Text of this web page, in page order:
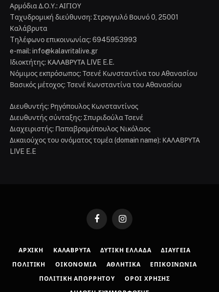
Αρμόδια Δ.Ο.Υ.: ΑΙΓΙΟΥ
Tαχυδρομική διεύθυνση: Στρογγυλό Βουνό 0, 25001
Καλάβρυτα
Tηλέφωνο επικοινωνίας: 6945953993
e-mail: info@kalavritalive.gr
Iδιοκτήτης: ΚΑΛΑΒΡΥΤΑ LIVE E.E.
Νόμιμος εκπρόσωπος: Τσενέ Κωνσταντίνα του Αθανασίου
Βασικός μέτοχος: Τσενέ Κωνσταντίνα του Αθανασίου
Διευθυντής: Ρηγόπουλος Κωνσταντίνος
Διευθυντής σύνταξης: Σπυριδούλα Τσενέ
Διαχειριστής: Παπαβραμόπουλος Νικόλαος
Δικαιούχος του ονόματος τομέα (domain name): ΚΑΛΑΒΡΥΤΑ
LIVE E.E
FacebookInstagram
ΑΡΧΙΚΉ ΚΑΛΆΒΡΥΤΑ ΔΥΤΙΚΉ ΕΛΛΆΔΑ ΔΙΑΎΓΕΙΑ
ΠΟΛΙΤΙΚΉ ΟΙΚΟΝΟΜΊΑ ΑΘΛΗΤΙΚΆ ΕΠΙΚΟΙΝΩΝΊΑ
ΠΟΛΙΤΙΚΉ ΑΠΟΡΡΉΤΟΥ ΌΡΟΙ ΧΡΉΣΗΣ